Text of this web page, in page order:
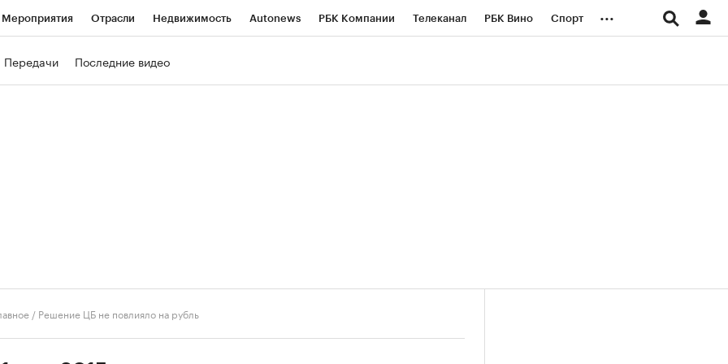
Мероприятия Отрасли Недвижимость Autonews РБК Компании Телеканал РБК Вино Спорт ...
Передачи Последние видео
/ Решение ЦБ не повлияло на рубль